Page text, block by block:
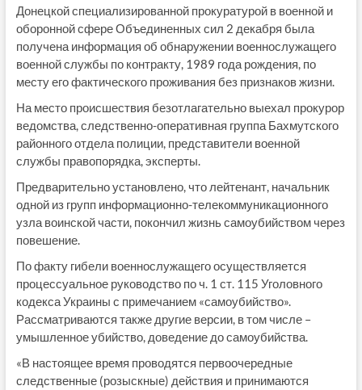
Донецкой специализированной прокуратурой в военной и
оборонной сфере Объединенных сил 2 декабря была
получена информация об обнаружении военнослужащего
военной службы по контракту, 1989 года рождения, по
месту его фактического проживания без признаков жизни.
На место происшествия безотлагательно выехал прокурор
ведомства, следственно-оперативная группа Бахмутского
районного отдела полиции, представители военной
службы правопорядка, эксперты.
Предварительно установлено, что лейтенант, начальник
одной из групп информационно-телекоммуникационного
узла воинской части, покончил жизнь самоубийством через
повешение.
По факту гибели военнослужащего осуществляется
процессуальное руководство по ч. 1 ст. 115 Уголовного
кодекса Украины с примечанием «самоубийство».
Рассматриваются также другие версии, в том числе –
умышленное убийство, доведение до самоубийства.
«В настоящее время проводятся первоочередные
следственные (розыскные) действия и принимаются